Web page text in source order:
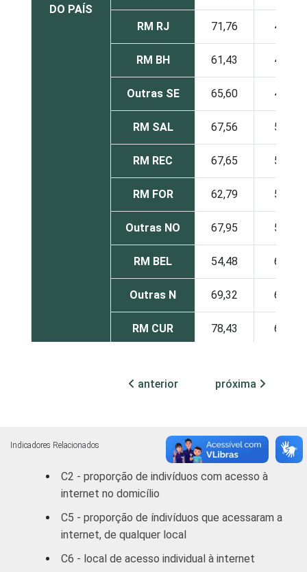
DO PAÍS
RM RJ 71,76 48,13
RM BH 61,43 49,37
Outras SE 65,60 49,57
RM SAL 67,56 53,39
RM REC 67,65 51,99
RM FOR 62,79 57,32
Outras NO 67,95 57,91
RM BEL 54,48 63,81
Outras N 69,32 61,32
RM CUR 78,43 61,05
Outras CO 69,79 50,28
RENDA
FAMILIAR
MENSAL
ATÉ R$300
R$301-
anterior próxima
Indicadores Relacionados
C2 - proporção de indivíduos com acesso à
internet no domicílio
C5 - proporção de índivíduos que acessaram a
internet, de qualquer local
C6 - local de acesso individual à internet